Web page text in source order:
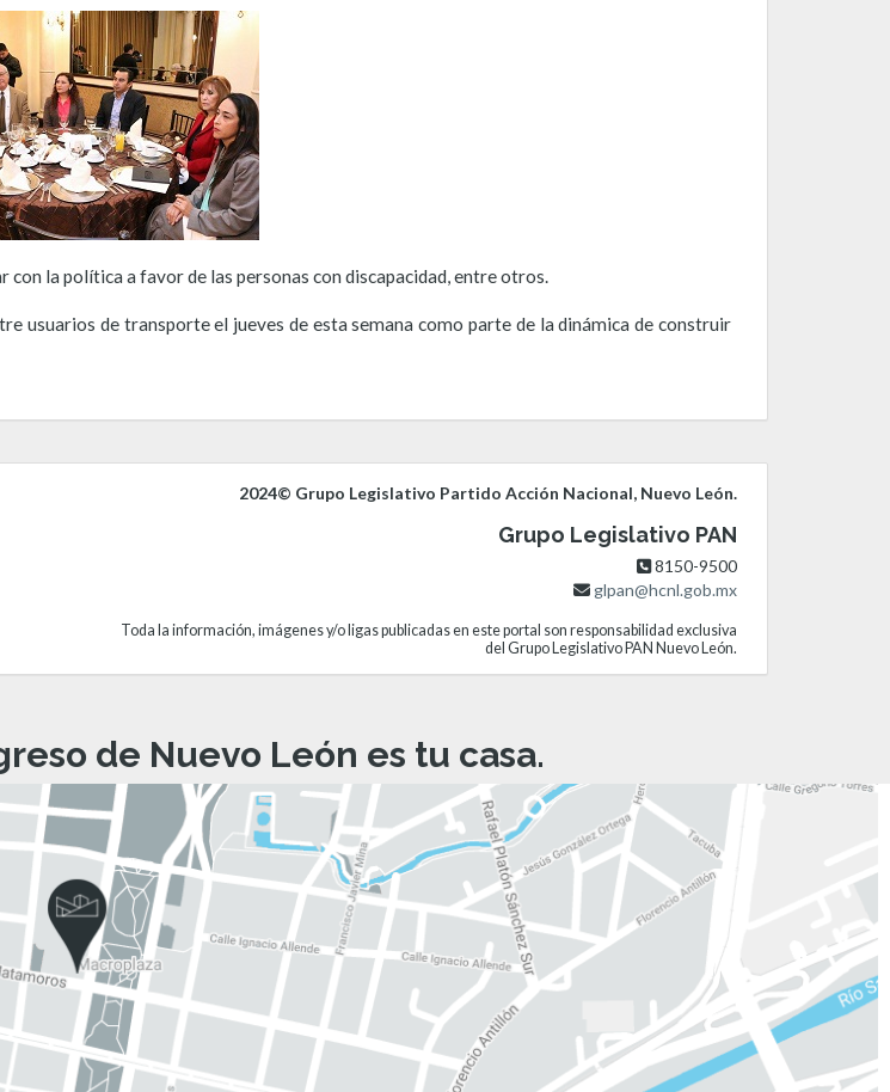
la política a favor de las personas con discapacidad, entre otros.
usuarios de transporte el jueves de esta semana como parte de la dinámica de construir
2024© Grupo Legislativo Partido Acción Nacional, Nuevo León.
Grupo Legislativo PAN
8150-9500
glpan@hcnl.gob.mx
Toda la información, imágenes y/o ligas publicadas en este portal son responsabilidad exclusiva
del Grupo Legislativo PAN Nuevo León.
de Nuevo León es tu casa.